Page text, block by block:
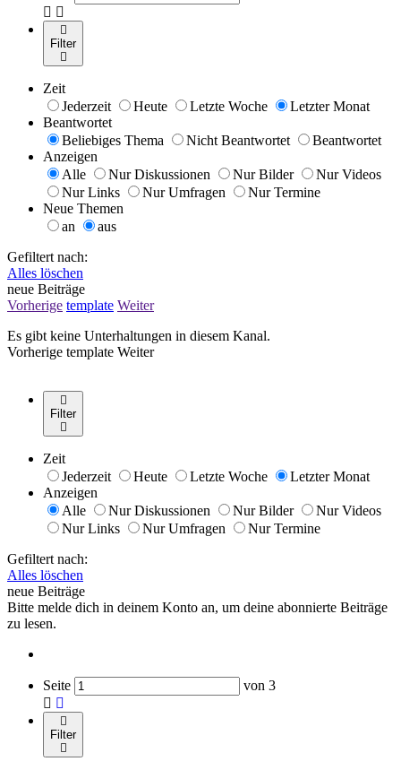
Filter
Zeit
Jederzeit
Heute Letzte Woche
Letzter Monat
Beantwortet
Beliebiges Thema
Nicht Beantwortet
Beantwortet
Anzeigen
Alle
Nur Diskussionen Nur Bilder
Nur Videos
Nur Links
Nur Umfragen
Nur Termine
Neue Themen
an
aus
Gefiltert nach:
Alles löschen
neue Beiträge
Vorherige template Weiter
Es gibt keine Unterhaltungen in diesem Kanal.
Vorherige template Weiter
Filter
Zeit
Jederzeit
Heute Letzte Woche
Letzter Monat
Anzeigen
Alle
Nur Diskussionen Nur Bilder
Nur Videos
Nur Links
Nur Umfragen
Nur Termine
Gefiltert nach:
Alles löschen
neue Beiträge
Bitte melde dich in deinem Konto an, um deine abonnierte Beiträge
zu lesen.
Seite von 3
Filter